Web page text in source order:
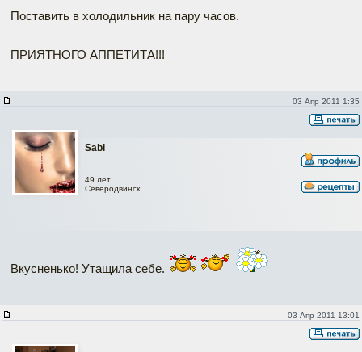
Поставить в холодильник на пару часов.
ПРИЯТНОГО АППЕТИТА!!!
03 Апр 2011 1:35
Sabi
49 лет
Северодвинск
Вкусненько! Утащила себе.
03 Апр 2011 13:01